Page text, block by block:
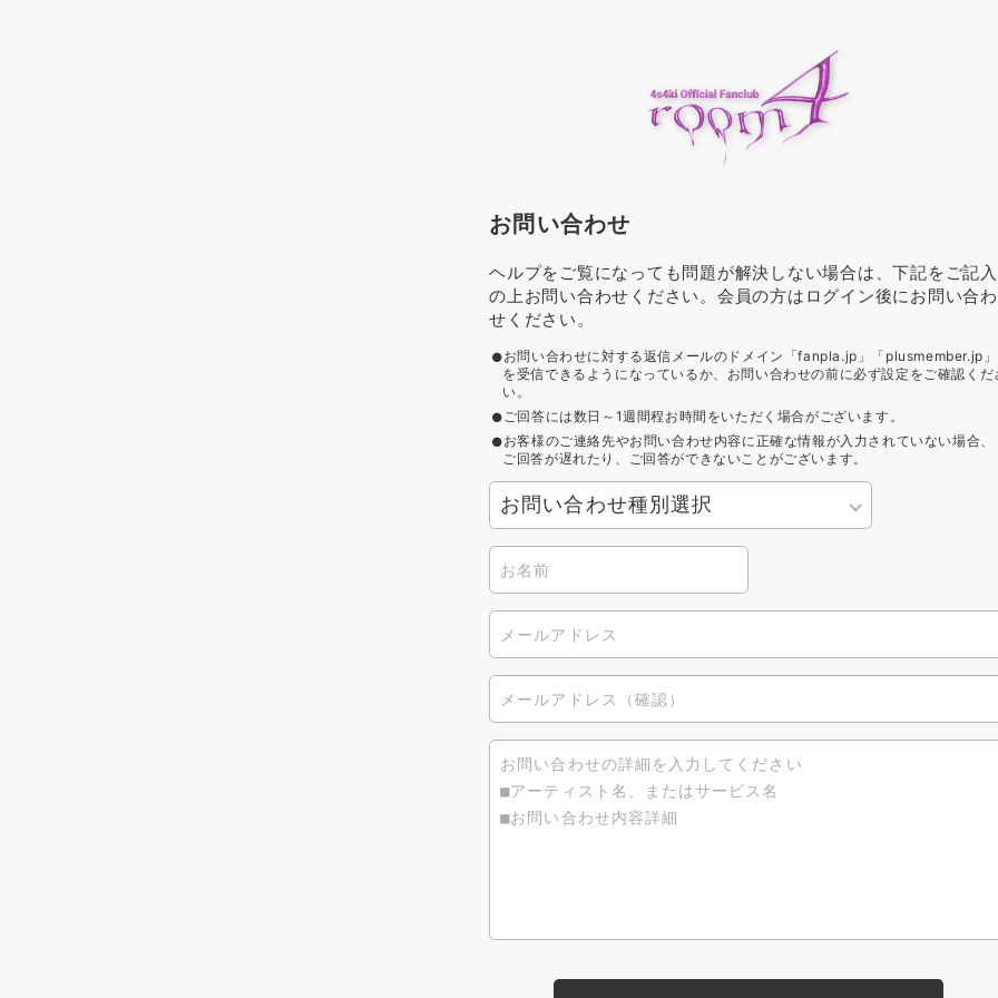
お問い合わせ
ヘルプをご覧になっても問題が解決しない場合は、下記をご記入
の上お問い合わせください。会員の方はログイン後にお問い合わ
せください。
お問い合わせに対する返信メールのドメイン「fanpla.jp」「plusmember.jp」
を受信できるようになっているか、お問い合わせの前に必ず設定をご確認くだ
い。
ご回答には数日～1週間程お時間をいただく場合がございます。
お客様のご連絡先やお問い合わせ内容に正確な情報が入力されていない場合、
ご回答が遅れたり、ご回答ができないことがございます。